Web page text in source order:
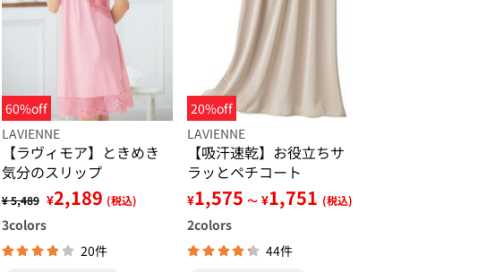
60%off
LAVIENNE
【ラヴィモア】ときめき
気分のスリップ
¥ 5,489 ¥2,189 (税込)
3colors
20件
20%off
LAVIENNE
【吸汗速乾】お役立ちサ
ラッとペチコート
¥1,575 ～ ¥1,751 (税込)
2colors
44件